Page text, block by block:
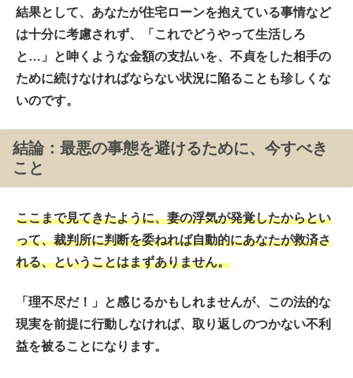
結果として、あなたが住宅ローンを抱えている事情など
は十分に考慮されず、「これでどうやって生活しろ
と…」と呻くような金額の支払いを、不貞をした相手の
ために続けなければならない状況に陥ることも珍しくな
いのです。
結論：最悪の事態を避けるために、今すべき
こと
ここまで見てきたように、妻の浮気が発覚したからとい
って、裁判所に判断を委ねれば自動的にあなたが救済さ
れる、ということはまずありません。
「理不尽だ！」と感じるかもしれませんが、この法的な
現実を前提に行動しなければ、取り返しのつかない不利
益を被ることになります。